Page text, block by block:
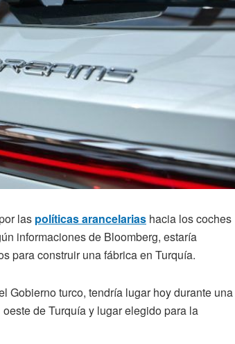
las políticas arancelarias hacia los coches
informaciones de Bloomberg, estaría
para construir una fábrica en Turquía.
Gobierno turco, tendría lugar hoy durante una
de Turquía y lugar elegido para la